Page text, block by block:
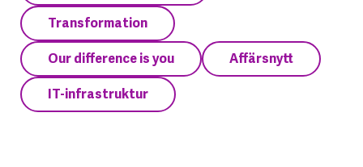
Transformation
Our difference is you Affärsnytt
IT-infrastruktur